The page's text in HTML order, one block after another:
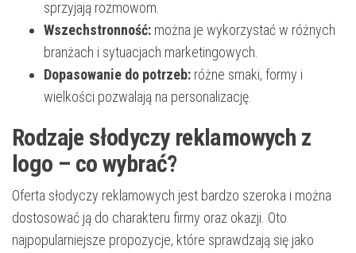
sprzyjają rozmowom.
Wszechstronność: można je wykorzystać w różnych
branżach i sytuacjach marketingowych.
Dopasowanie do potrzeb: różne smaki, formy i
wielkości pozwalają na personalizację.
Rodzaje słodyczy reklamowych z
logo – co wybrać?
Oferta słodyczy reklamowych jest bardzo szeroka i można
dostosować ją do charakteru firmy oraz okazji. Oto
najpopularniejsze propozycje, które sprawdzają się jako